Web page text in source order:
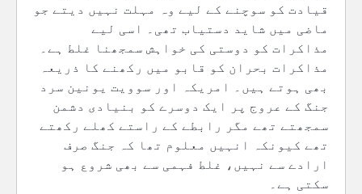
قیادت کو سوچنے کے لیے وہ مہلت نہیں دیتے جو
ماضی میں شاید دستیاب تھی۔ اسی لیے
مذاکرات کو دوستی کی خواہش سمجھنا غلط ہے۔
مذاکرات بحران کو قابو میں رکھنے کا ذریعہ
بھی ہوتے ہیں۔ امریکہ اور سوویت یونین سرد
جنگ کے عروج پر ایک دوسرے کو بنیادی دشمن
سمجھتے تھے مگر رابطے کے راستے کھلے رکھتے
تھے کیونکہ انہیں معلوم تھا کہ جنگ صرف
ارادے سے نہیں، غلط فہمی سے بھی شروع ہو
سکتی ہے۔